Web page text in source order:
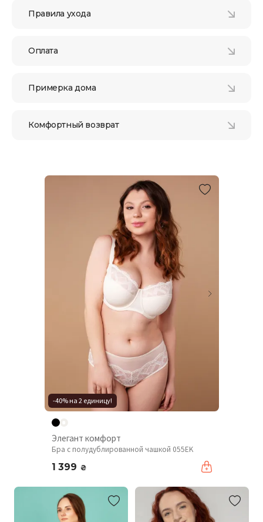
Правила ухода
Оплата
Примерка дома
Комфортный возврат
-40% на 2 единицу!
Элегант комфорт
Бра с полудублированной чашкой 055EK
1 399 ₴